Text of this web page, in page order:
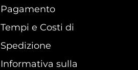
Pagamento
Tempi e Costi di
Spedizione
Informativa sulla